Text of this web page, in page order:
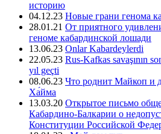
историю
04.12.23 Новые грани генома
28.01.21 От приятного
геноме кабардинской лошади
13.06.23 Onlar Kabardeylerdi
22.05.23 Rus-Kafkas savaşının
yıl geçti
08.06.23 Что роднит Майкоп и
Ха́йма
13.03.20 Открытое письмо
Кабардино-Балкарии о
Конституции Российской